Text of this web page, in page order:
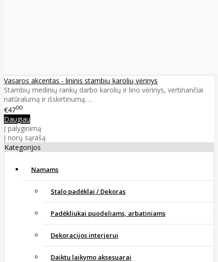
Vasaros akcentas - lininis stambių karolių vėrinys
Stambių medinių rankų darbo karolių ir lino vėrinys, vertinančiai
natūralumą ir išskirtinumą. ..
€4700
Daugiau
Į palyginimą
Į norų sąrašą
Kategorijos
Namams
Stalo padėklai / Dekoras
Padėkliukai puodeliams, arbatiniams
Dekoracijos interjerui
Daiktų laikymo aksesuarai